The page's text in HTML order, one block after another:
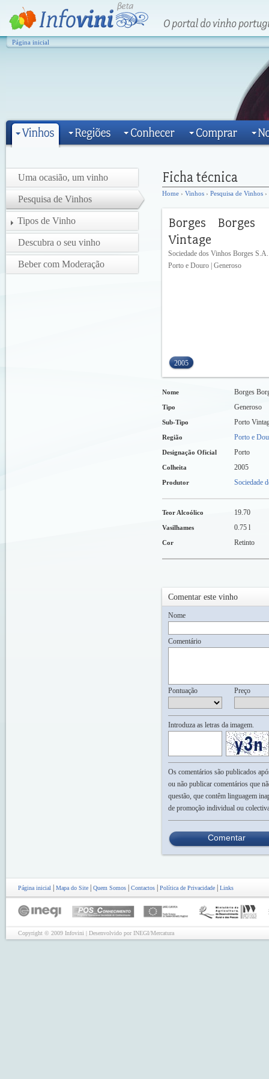
Página inicial
Uma ocasião, um vinho
Pesquisa de Vinhos
Tipos de Vinho
Descubra o seu vinho
Beber com Moderação
Home › Vinhos › Pesquisa de Vinhos
Sociedade dos Vinhos Borges S.A.
Porto e Douro | Generoso
2005
Nome Borges
Tipo Generoso
Sub-Tipo Porto
Região Porto e
Designação Oficial Porto
Colheita 2005
Produtor Sociedade
Teor Alcoólico 19.70
Vasilhames 0.75 l
Cor Retinto
Comentar este vinho
Nome
Comentário
Pontuação Preço
Introduza as letras da imagem.
Os comentários são publicados
ou não publicar comentários que
questão, que contêm linguagem
de promoção individual ou
Comentar
Página inicial | Mapa do Site | Quem Somos | Contactos | Política de Privacidade | Links
Copyright © 2009 Infovini | Desenvolvido por INEGI/Mercatura